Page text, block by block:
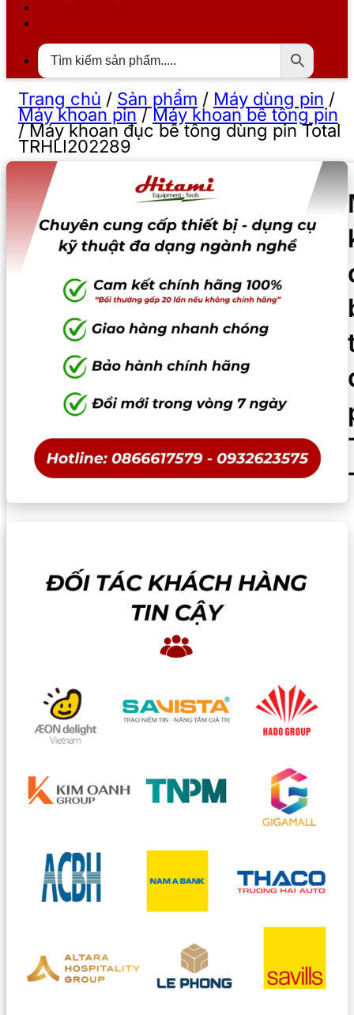
Trang chủ / Sản phẩm / Máy dùng pin /
Máy khoan pin/Máy khoan bê tông pin
/Máy khoan đục bê tông dùng pin Total
TRHLI202289